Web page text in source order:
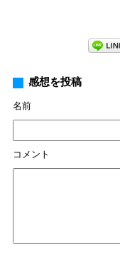
感想を投稿
名前
コメント